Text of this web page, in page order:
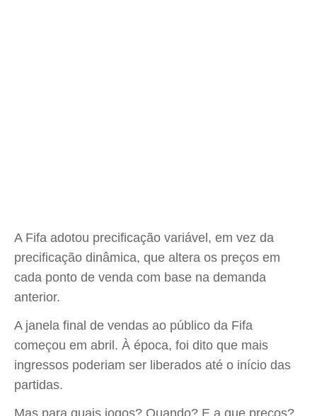
A Fifa adotou precificação variável, em vez da
precificação dinâmica, que altera os preços em
cada ponto de venda com base na demanda
anterior.
A janela final de vendas ao público da Fifa
começou em abril. À época, foi dito que mais
ingressos poderiam ser liberados até o início das
partidas.
Mas para quais jogos? Quando? E a que preços?